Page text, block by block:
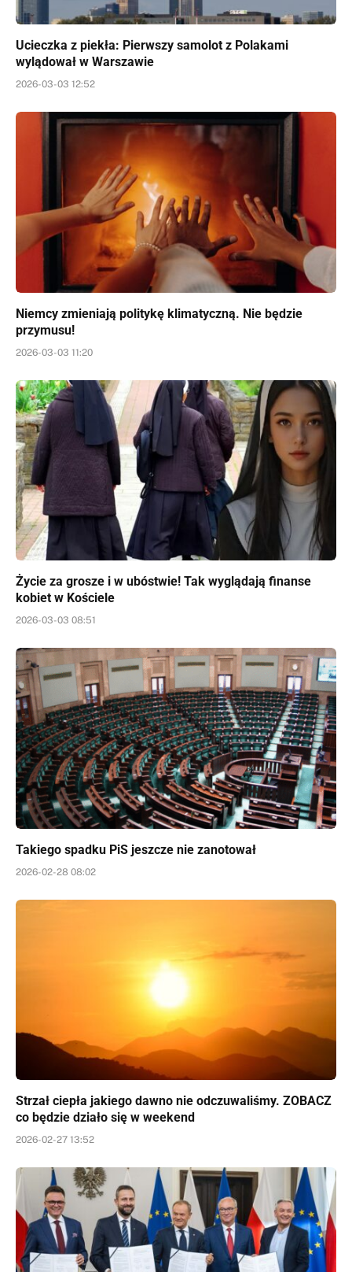
Ucieczka z piekła: Pierwszy samolot z Polakami
wylądował w Warszawie
2026-03-03 12:52
Niemcy zmieniają politykę klimatyczną. Nie będzie
przymusu!
2026-03-03 11:20
Życie za grosze i w ubóstwie! Tak wyglądają finanse
kobiet w Kościele
2026-03-03 08:51
Takiego spadku PiS jeszcze nie zanotował
2026-02-28 08:02
Strzał ciepła jakiego dawno nie odczuwaliśmy. ZOBACZ
co będzie działo się w weekend
2026-02-27 13:52